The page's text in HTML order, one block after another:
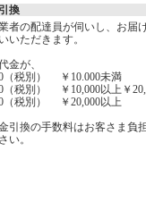
換
者の配達員が伺いし、お届
いただきます。
金が、
（税別） ￥10.000未満
（税別） ￥10,000以上￥
（税別） ￥20,000以上
引換の手数料はお客さま負
い。